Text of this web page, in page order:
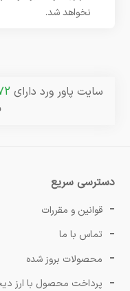
نخواهد شد.
سایت پاور ورد دارای
دسترسی سریع
قوانین و مقررات
تماس با ما
محصولات بروز شده
پرداخت محصول با ارز